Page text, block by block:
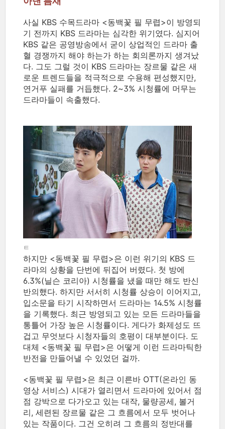
사실 KBS 수목드라마 <동백꽃 필 무렵>이 방영되
기 전까지 KBS 드라마는 심각한 위기였다. 심지어
KBS 같은 공영방송에서 굳이 상업적인 드라마 출
혈 경쟁까지 해야 하는가 하는 회의론까지 생겨났
다. 그도 그럴 것이 KBS 드라마는 장르물 같은 새
로운 트렌드들을 적극적으로 수용해 편성했지만,
연거푸 실패를 거듭했다. 2~3% 시청률에 머무는
드라마들이 속출했다.
ㅌ
하지만 <동백꽃 필 무렵>은 이런 위기의 KBS 드
라마의 상황을 단번에 뒤집어 버렸다. 첫 방에
6.3%(닐슨 코리아) 시청률을 냈을 때만 해도 반신
반의했다. 하지만 서서히 시청률 상승이 이어지고,
입소문을 타기 시작하면서 드라마는 14.5% 시청률
을 기록했다. 최근 방영되고 있는 모든 드라마들을
통틀어 가장 높은 시청률이다. 게다가 화제성도 뜨
겁고 무엇보다 시청자들의 호평이 대부분이다. 도
대체 <동백꽃 필 무렵>은 어떻게 이런 드라마틱한
반전을 만들어낼 수 있었던 걸까.
<동백꽃 필 무렵>은 최근 이른바 OTT(온라인 동
영상 서비스) 시대가 열리면서 드라마에 있어서 점
점 강박으로 다가오고 있는 대작, 물량공세, 볼거
리, 세련된 장르물 같은 그 흐름에서 모두 벗어나
있는 작품이다. 그건 오히려 그 흐름의 정반대를